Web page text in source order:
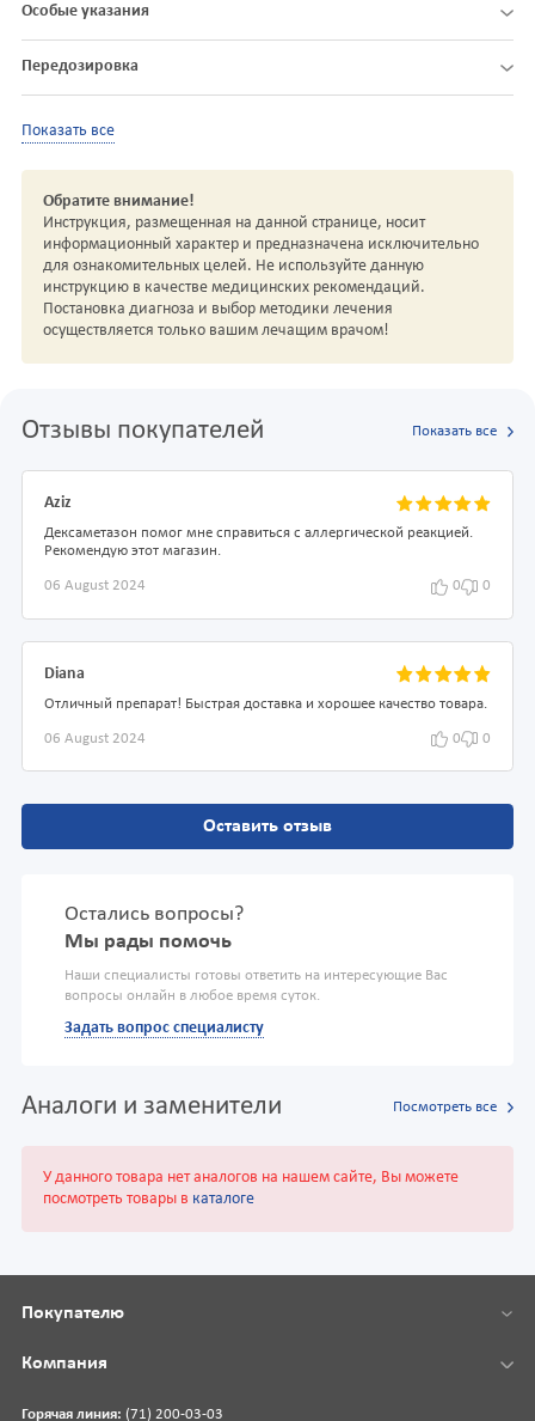
Особые указания
Передозировка
Показать все
Обратите внимание!
Инструкция, размещенная на данной странице, носит
информационный характер и предназначена исключительно
для ознакомительных целей. Не используйте данную
инструкцию в качестве медицинских рекомендаций.
Постановка диагноза и выбор методики лечения
осуществляется только вашим лечащим врачом!
Отзывы покупателей Показать все
Aziz
Дексаметазон помог мне справиться с аллергической реакцией.
Рекомендую этот магазин.
06 August 2024 0 0
Diana
Отличный препарат! Быстрая доставка и хорошее качество товара.
06 August 2024 0 0
Оставить отзыв
Остались вопросы?
Мы рады помочь
Наши специалисты готовы ответить на интересующие Вас
вопросы онлайн в любое время суток.
Задать вопрос специалисту
Аналоги и заменители Посмотреть все
У данного товара нет аналогов на нашем сайте, Вы можете
посмотреть товары в каталоге
Горячая линия: (71) 200-03-03
Покупателю
Компания